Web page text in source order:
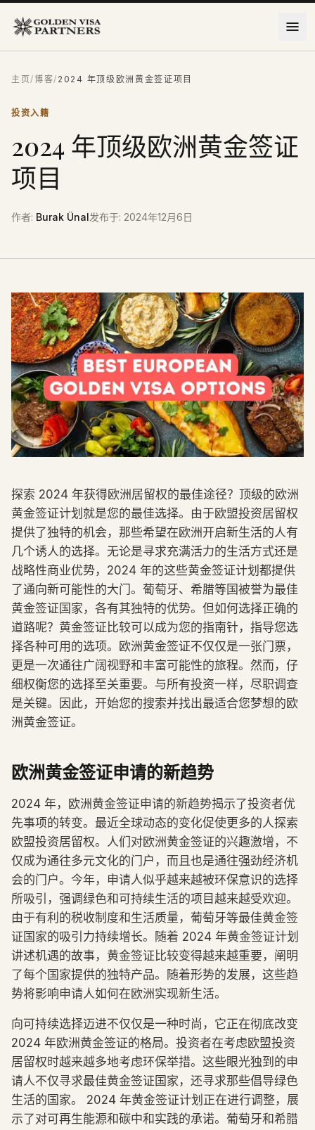
主页/博客/ 2024 年顶级欧洲黄金签证项目
投资入籍
2024 年顶级欧洲黄金签证
项目
作者: Burak Ünal发布于: 2024年12月6日
探索 2024 年获得欧洲居留权的最佳途径？顶级的欧洲
黄金签证计划就是您的最佳选择。由于欧盟投资居留权
提供了独特的机会，那些希望在欧洲开启新生活的人有
几个诱人的选择。无论是寻求充满活力的生活方式还是
战略性商业优势，2024 年的这些黄金签证计划都提供
了通向新可能性的大门。葡萄牙、希腊等国被誉为最佳
黄金签证国家，各有其独特的优势。但如何选择正确的
道路呢？黄金签证比较可以成为您的指南针，指导您选
择各种可用的选项。欧洲黄金签证不仅仅是一张门票，
更是一次通往广阔视野和丰富可能性的旅程。然而，仔
细权衡您的选择至关重要。与所有投资一样，尽职调查
是关键。因此，开始您的搜索并找出最适合您梦想的欧
洲黄金签证。
欧洲黄金签证申请的新趋势
2024 年，欧洲黄金签证申请的新趋势揭示了投资者优
先事项的转变。最近全球动态的变化促使更多的人探索
欧盟投资居留权。人们对欧洲黄金签证的兴趣激增，不
仅成为通往多元文化的门户，而且也是通往强劲经济机
会的门户。今年，申请人似乎越来越被环保意识的选择
所吸引，强调绿色和可持续生活的项目越来越受欢迎。
由于有利的税收制度和生活质量，葡萄牙等最佳黄金签
证国家的吸引力持续增长。随着 2024 年黄金签证计划
讲述机遇的故事，黄金签证比较变得越来越重要，阐明
了每个国家提供的独特产品。随着形势的发展，这些趋
势将影响申请人如何在欧洲实现新生活。
向可持续选择迈进不仅仅是一种时尚，它正在彻底改变
2024 年欧洲黄金签证的格局。投资者在考虑欧盟投资
居留权时越来越多地考虑环保举措。这些眼光独到的申
请人不仅寻求最佳黄金签证国家，还寻求那些倡导绿色
生活的国家。 2024 年黄金签证计划正在进行调整，展
示了对可再生能源和碳中和实践的承诺。葡萄牙和希腊